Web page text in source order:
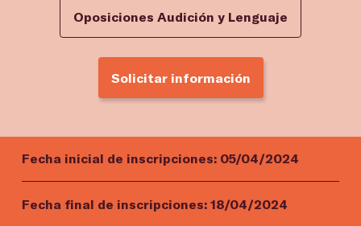
Oposiciones Audición y Lenguaje
Solicitar información
Fecha inicial de inscripciones: 05/04/2024
Fecha final de inscripciones: 18/04/2024